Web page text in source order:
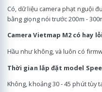
Có, dữ liệu camera phạt nguội
bằng giọng nói trước 200m -
Camera Vietmap M2 có hay
Hầu như không, và luôn có
Thời gian lắp đặt model
Không, khoảng 30 - 45 phút tùy